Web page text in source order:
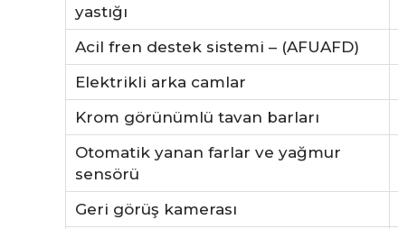
yastığı
Acil fren destek sistemi – (AFUAFD)
Elektrikli arka camlar
Krom görünümlü tavan barları
Otomatik yanan farlar ve yağmur
sensörü
Geri görüş kamerası